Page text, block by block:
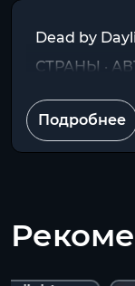
Dead by
СТРАНЫ ·
Подробнее